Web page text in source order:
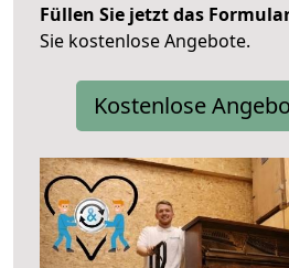
Füllen Sie jetzt das
Sie kostenlose Angebote.
Kostenlose